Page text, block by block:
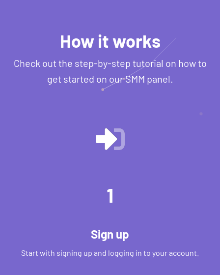
How it works
Check out the step-by-step tutorial on how to
get started on our SMM panel.
1
Sign up
Start with signing up and logging in to your account.